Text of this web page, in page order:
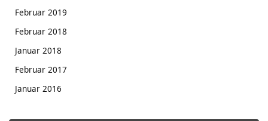
Februar 2019
Februar 2018
Januar 2018
Februar 2017
Januar 2016